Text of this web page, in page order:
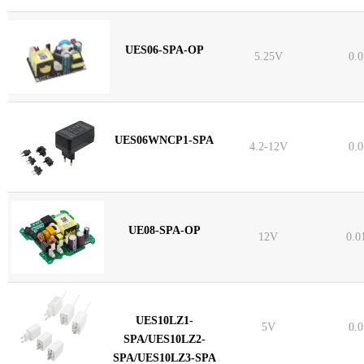
UES06-SPA-OP
5.25V
UES06WNCP1-SPA
4.2-12V
UE08-SPA-OP
12V
UES10LZ1-
SPA/UES10LZ2-
SPA/UES10LZ3-SPA
5V